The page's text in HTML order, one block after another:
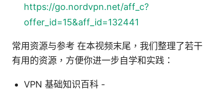
https://go.nordvpn.net/aff_c?
offer_id=15&aff_id=132441
常用资源与参考 在本视频末尾，我们整理了若干
有用的资源，方便你进一步自学和实践：
VPN 基础知识百科 -